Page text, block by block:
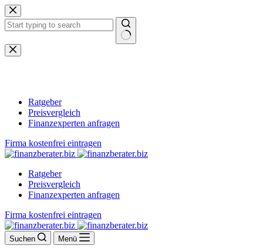
Zum
Inhalt
springen
Keine
Ergebnisse
Ratgeber
Preisvergleich
Finanzexperten anfragen
Firma kostenfrei eintragen
Ratgeber
Preisvergleich
Finanzexperten anfragen
Firma kostenfrei eintragen
Suchen Menü